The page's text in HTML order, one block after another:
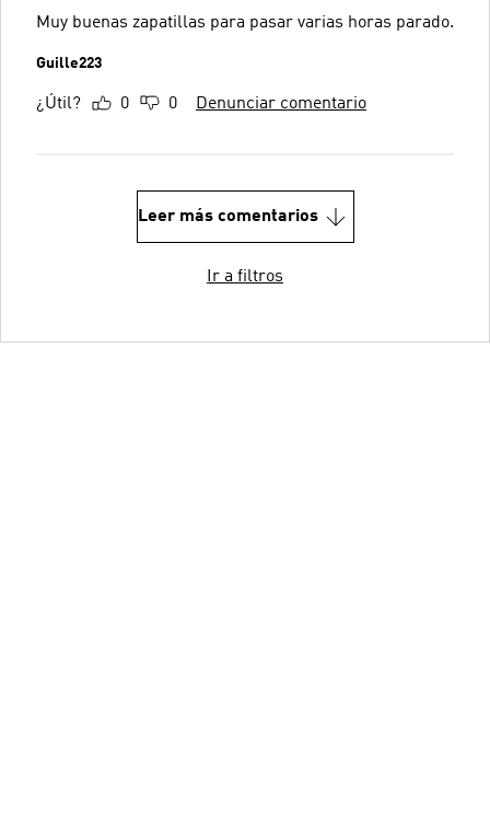
Muy buenas zapatillas para pasar varias horas parado.
Guille223
¿Útil? 0 0 Denunciar comentario
Leer más comentarios
Ir a filtros